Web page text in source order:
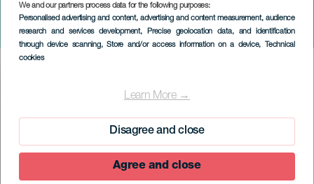
We and our partners process data for the following purposes:
Personalised advertising and content, advertising and content measurement, audience
research and services development, Precise geolocation data, and identification
through device scanning, Store and/or access information on a device, Technical
cookies
Learn More →
Disagree and close
Agree and close
Karnevalsparade i La
Frontera